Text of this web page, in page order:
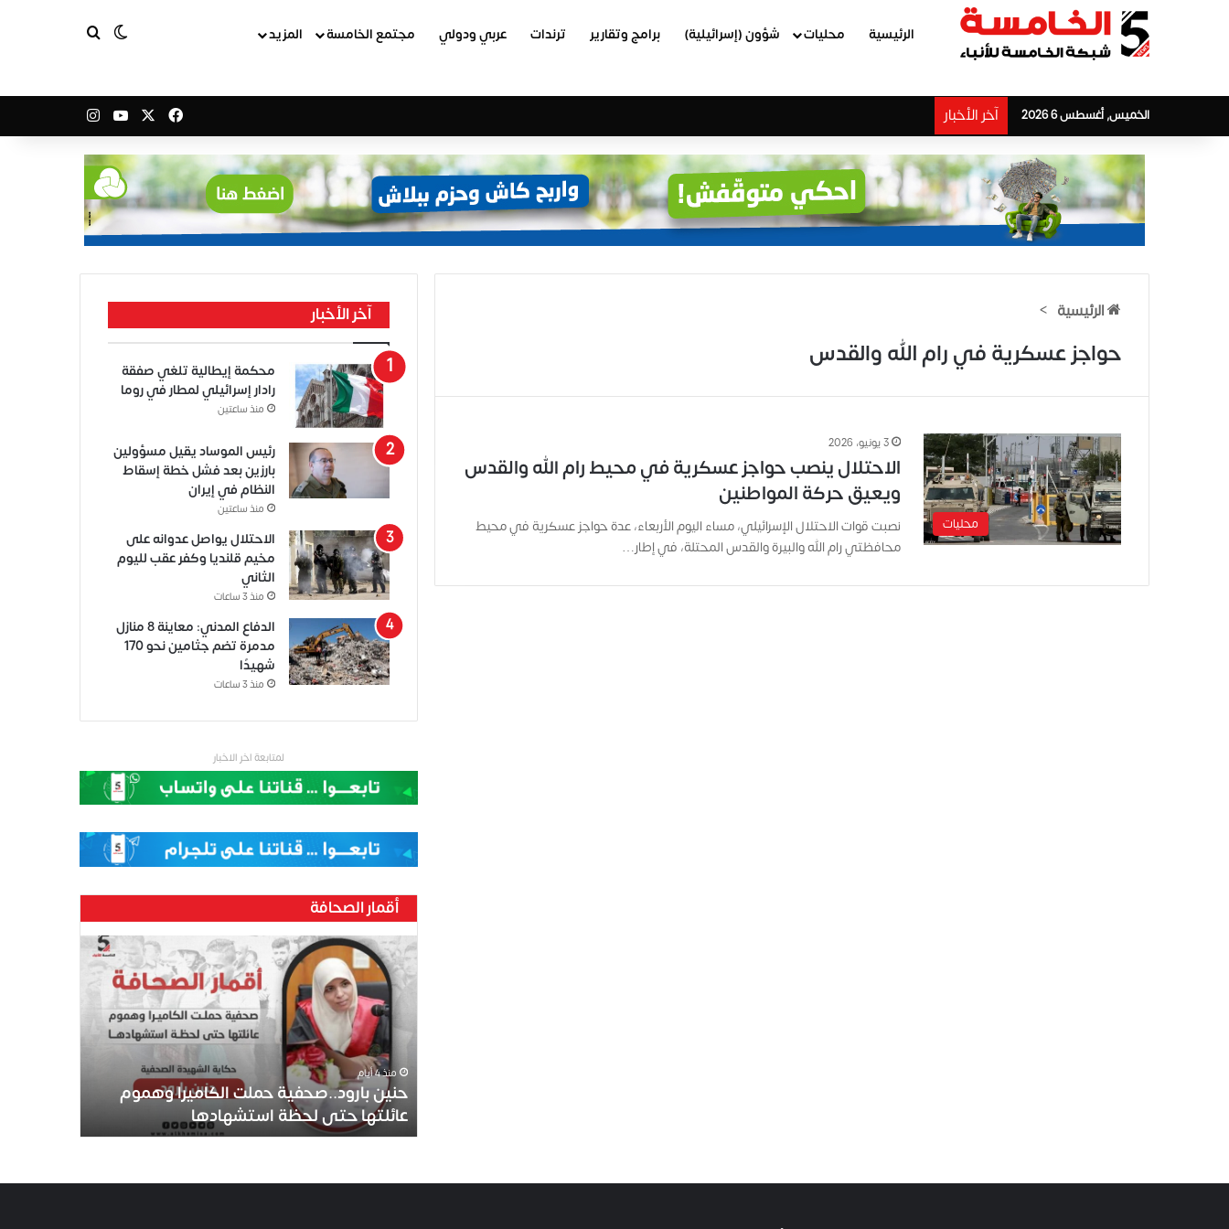
الرئيسية محليات شؤون (إسرائيلية) برامج وتقارير ترندات عربي ودولي مجتمع الخامسة المزيد الوضع المظلم
الخميس, أغسطس 6 2026 آخر الأخبار فيسبوك ‫YouTube
الرئيسية >
حواجز عسكرية في رام الله والقدس
محليات
3 يونيو، 2026
الاحتلال ينصب حواجز عسكرية في محيط رام الله والقدس
ويعيق حركة المواطنين
نصبت قوات الاحتلال الإسرائيلي، مساء اليوم الأربعاء، عدة حواجز عسكرية في محيط
محافظتي رام الله والبيرة والقدس المحتلة، في إطار…
آخر الأخبار
محكمة إيطالية تلغي صفقة
رادار إسرائيلي لمطار في روما
منذ ساعتين
رئيس الموساد يقيل مسؤولين
بارزين بعد فشل خطة إسقاط
النظام في إيران
منذ ساعتين
الاحتلال يواصل عدوانه على
مخيم قلنديا وكفر عقب لليوم
الثاني
منذ 3 ساعات
الدفاع المدني: معاينة 8 منازل
مدمرة تضم جثامين نحو 170
شهيدًا
منذ 3 ساعات
لمتابعة اخر الاخبار
أقمار الصحافة
ح
ن
.
منذ 4 أيام
حنين بارود..صحفية حملت الكاميرا وهموم
عائلتها حتى لحظة استشهادها